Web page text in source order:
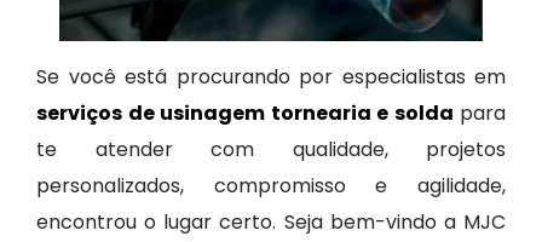
Se você está procurando por especialistas em
serviços de usinagem tornearia e solda para
te atender com qualidade, projetos
personalizados, compromisso e agilidade,
encontrou o lugar certo. Seja bem-vindo a MJC